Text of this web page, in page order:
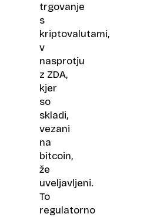
trgovanje
s
kriptovalutami,
v
nasprotju
z ZDA,
kjer
so
skladi,
vezani
na
bitcoin,
že
uveljavljeni.
To
regulatorno